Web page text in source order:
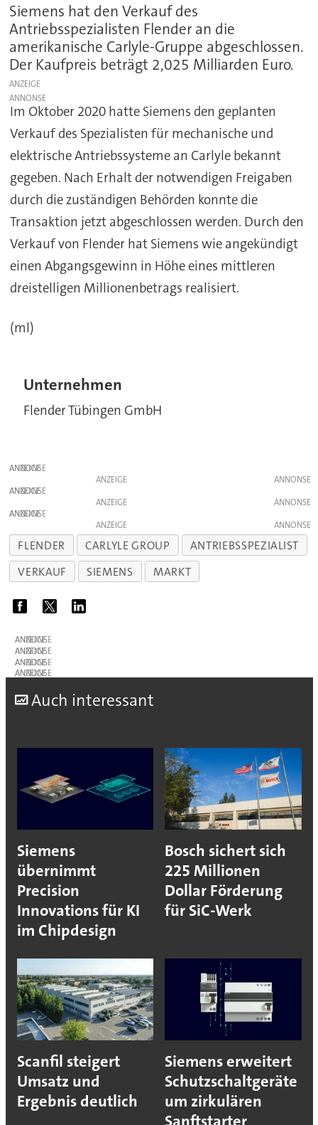
Siemens hat den Verkauf des
Antriebsspezialisten Flender an die
amerikanische Carlyle-Gruppe abgeschlossen.
Der Kaufpreis beträgt 2,025 Milliarden Euro.
ANZEIGE
Im Oktober 2020 hatte Siemens den geplanten
Verkauf des Spezialisten für mechanische und
elektrische Antriebssysteme an Carlyle bekannt
gegeben. Nach Erhalt der notwendigen Freigaben
durch die zuständigen Behörden konnte die
Transaktion jetzt abgeschlossen werden. Durch den
Verkauf von Flender hat Siemens wie angekündigt
einen Abgangsgewinn in Höhe eines mittleren
dreistelligen Millionenbetrags realisiert.
(ml)
Unternehmen
Flender Tübingen GmbH
ANZEIGE
ANZEIGE
ANZEIGE
ANZEIGE
ANZEIGE
ANZEIGE
FLENDER CARLYLE GROUP
ANTRIEBSSPEZIALIST
VERKAUF
SIEMENS MARKT
ANZEIGE
ANZEIGE
ANZEIGE
ANZEIGE
Auch interessant
Siemens
übernimmt
Precision
Innovations für KI
im Chipdesign
Bosch sichert sich
225 Millionen
Dollar Förderung
für SiC-Werk
Scanfil steigert
Umsatz und
Ergebnis deutlich
Siemens erweitert
Schutzschaltgeräte
um zirkulären